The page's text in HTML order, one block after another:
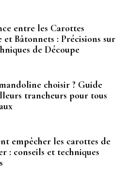
entre les Carottes
et Bâtonnets : Précisions sur
de Découpe
choisir ? Guide
trancheurs pour tous
empêcher les carottes de
: conseils et techniques